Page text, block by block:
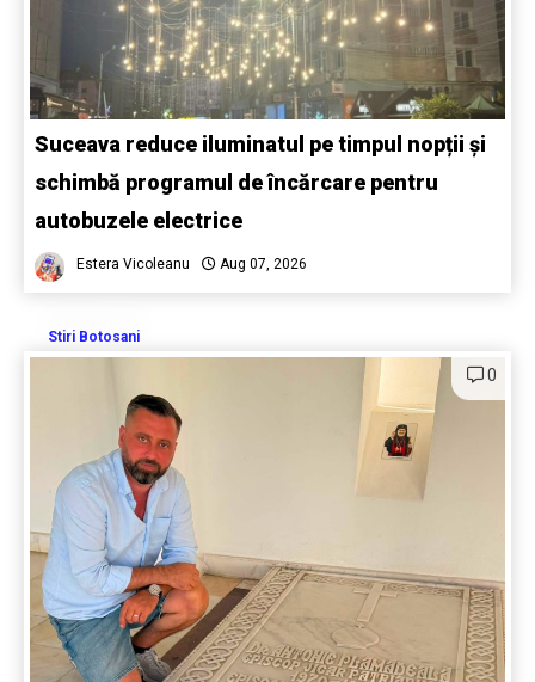
Suceava reduce iluminatul pe timpul nopții și
schimbă programul de încărcare pentru
autobuzele electrice
Estera Vicoleanu Aug 07, 2026
Stiri Botosani
0